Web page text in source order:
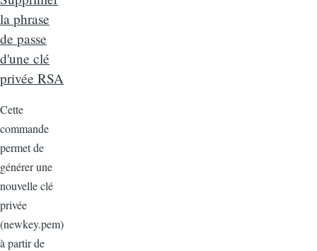
la phrase
de passe
d'une clé
privée RSA
Cette
commande
permet de
générer une
nouvelle clé
privée
(newkey.pem)
à partir de